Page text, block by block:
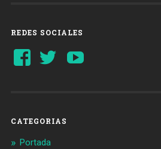
REDES SOCIALES
Ver
perfil
Ver
perfil
CATEGORIAS
Portada